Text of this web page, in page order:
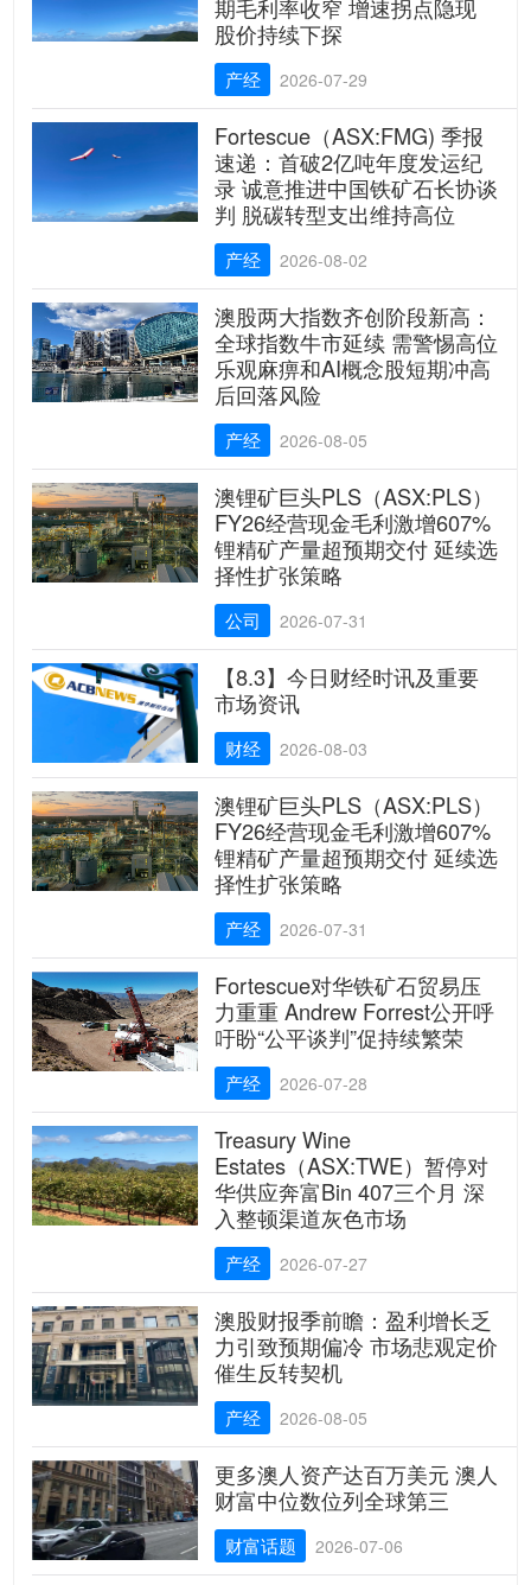
期毛利率收窄 增速拐点隐现
股价持续下探
产经 2026-07-29
Fortescue（ASX:FMG) 季报
速递：首破2亿吨年度发运纪
录 诚意推进中国铁矿石长协谈
判 脱碳转型支出维持高位
产经 2026-08-02
澳股两大指数齐创阶段新高：
全球指数牛市延续 需警惕高位
乐观麻痹和AI概念股短期冲高
后回落风险
产经 2026-08-05
澳锂矿巨头PLS（ASX:PLS）
FY26经营现金毛利激增607%
锂精矿产量超预期交付 延续选
择性扩张策略
公司 2026-07-31
【8.3】今日财经时讯及重要
市场资讯
财经 2026-08-03
澳锂矿巨头PLS（ASX:PLS）
FY26经营现金毛利激增607%
锂精矿产量超预期交付 延续选
择性扩张策略
产经 2026-07-31
Fortescue对华铁矿石贸易压
力重重 Andrew Forrest公开呼
吁盼“公平谈判”促持续繁荣
产经 2026-07-28
Treasury Wine
Estates（ASX:TWE）暂停对
华供应奔富Bin 407三个月 深
入整顿渠道灰色市场
产经 2026-07-27
澳股财报季前瞻：盈利增长乏
力引致预期偏冷 市场悲观定价
催生反转契机
产经 2026-08-05
更多澳人资产达百万美元 澳人
财富中位数位列全球第三
财富话题 2026-07-06